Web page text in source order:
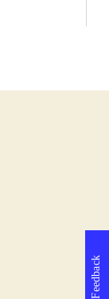
Feedback